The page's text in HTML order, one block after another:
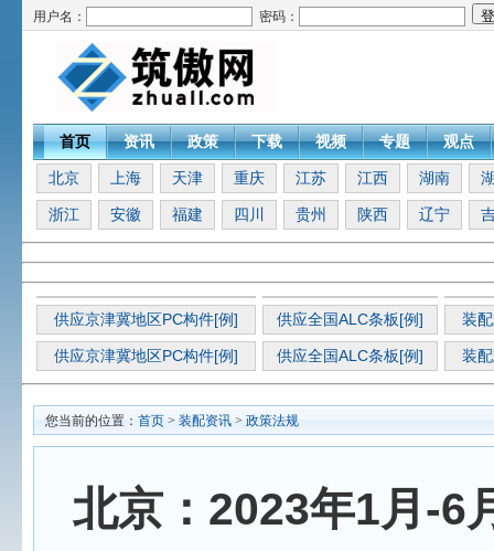
用户名： 密码：
首页 资讯 政策 下载 视频 专题 观点
北京 上海 天津 重庆 江苏 江西 湖南
浙江 安徽 福建 四川 贵州 陕西 辽宁
供应京津冀地区PC构件[例] 供应全国ALC条板[例] 装
供应京津冀地区PC构件[例] 供应全国ALC条板[例] 装
您当前的位置： 首页 > 装配资讯 > 政策法规
北京：2023年1月-6